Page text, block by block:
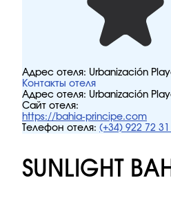
Адрес отеля: Urbanización
Контакты отеля
Адрес отеля: Urbanización
Сайт отеля:
https://bahia-principe.com
Телефон отеля: (+34) 922 72
SUNLIGHT